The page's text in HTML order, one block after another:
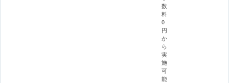
数
料
0
円
か
ら
実
施
可
能